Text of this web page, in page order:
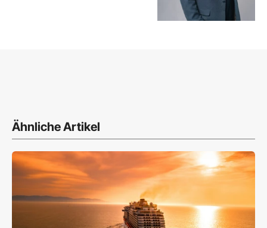
Ähnliche Artikel